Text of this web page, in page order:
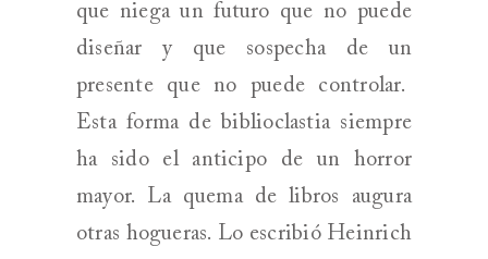
que niega un futuro que no puede
diseñar y que sospecha de un
presente que no puede controlar.
Esta forma de biblioclastia siempre
ha sido el anticipo de un horror
mayor. La quema de libros augura
otras hogueras. Lo escribió Heinrich